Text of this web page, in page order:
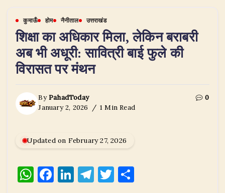
कुमाऊँ होम नैनीताल उत्तराखंड
शिक्षा का अधिकार मिला, लेकिन बराबरी
अब भी अधूरी: सावित्री बाई फुले की
विरासत पर मंथन
ByPahadToday
January 2, 2026
1 Min Read
0
Updated on February 27, 2026
W F Li T T